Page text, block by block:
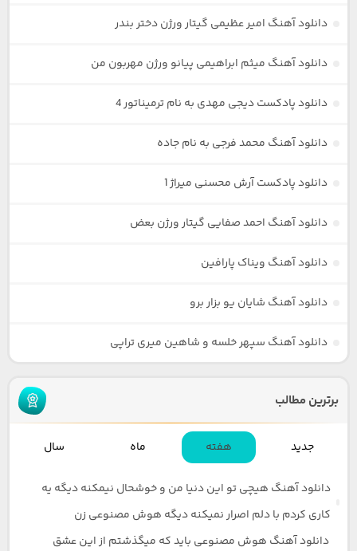
دانلود آهنگ امیر عظیمی گیتار ورژن دختر بندر
دانلود آهنگ میثم ابراهیمی پیانو ورژن مهربون من
دانلود پادکست دیجی مهدی به نام ترمیناتور 4
دانلود آهنگ محمد فرجی به نام جاده
دانلود پادکست آرش محسنی میراژ 1
دانلود آهنگ احمد صفایی گیتار ورژن بعض
دانلود آهنگ ویناک پارافین
دانلود آهنگ شایان یو بزار برو
دانلود آهنگ سپهر خلسه و شاهین میری تراپی
برترین مطالب
جدید هفته ماه سال
دانلود آهنگ هیچی تو این دنیا من و خوشحال نیمکنه دیگه یه
کاری کردم با دلم اصرار نمیکنه دیگه هوش مصنوعی زن
دانلود آهنگ هوش مصنوعی باید که میگذشتم از این عشق